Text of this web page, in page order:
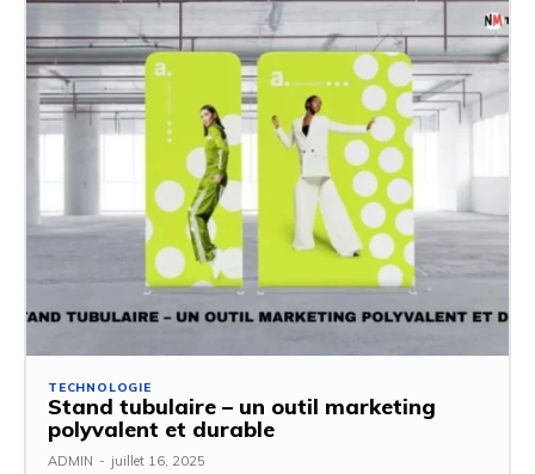
TECHNOLOGIE
Stand tubulaire – un outil marketing
polyvalent et durable
ADMIN - juillet 16, 2025